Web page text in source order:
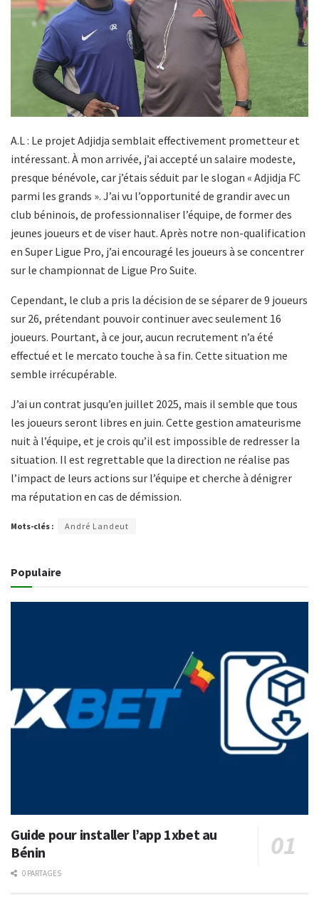
A.L : Le projet Adjidja semblait effectivement prometteur et
intéressant. À mon arrivée, j’ai accepté un salaire modeste,
presque bénévole, car j’étais séduit par le slogan « Adjidja FC
parmi les grands ». J’ai vu l’opportunité de grandir avec un
club béninois, de professionnaliser l’équipe, de former des
jeunes joueurs et de viser haut. Après notre non-qualification
en Super Ligue Pro, j’ai encouragé les joueurs à se concentrer
sur le championnat de Ligue Pro Suite.
Cependant, le club a pris la décision de se séparer de 9 joueurs
sur 26, prétendant pouvoir continuer avec seulement 16
joueurs. Pourtant, à ce jour, aucun recrutement n’a été
effectué et le mercato touche à sa fin. Cette situation me
semble irrécupérable.
J’ai un contrat jusqu’en juillet 2025, mais il semble que tous
les joueurs seront libres en juin. Cette gestion amateurisme
nuit à l’équipe, et je crois qu’il est impossible de redresser la
situation. Il est regrettable que la direction ne réalise pas
l’impact de leurs actions sur l’équipe et cherche à dénigrer
ma réputation en cas de démission.
Mots-clés : André Landeut
Populaire
Guide pour installer l’app 1xbet au
Bénin
0 PARTAGES